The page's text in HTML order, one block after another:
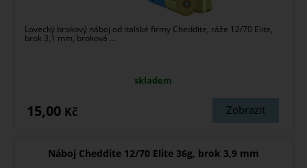
Lovecký brokový náboj od italské firmy Cheddite, ráže 12/70 Elite,
brok 3,1 mm, broková ...
skladem
Zobrazit
15,00 Kč
Náboj Cheddite 12/70 Elite 36g, brok 3,9 mm